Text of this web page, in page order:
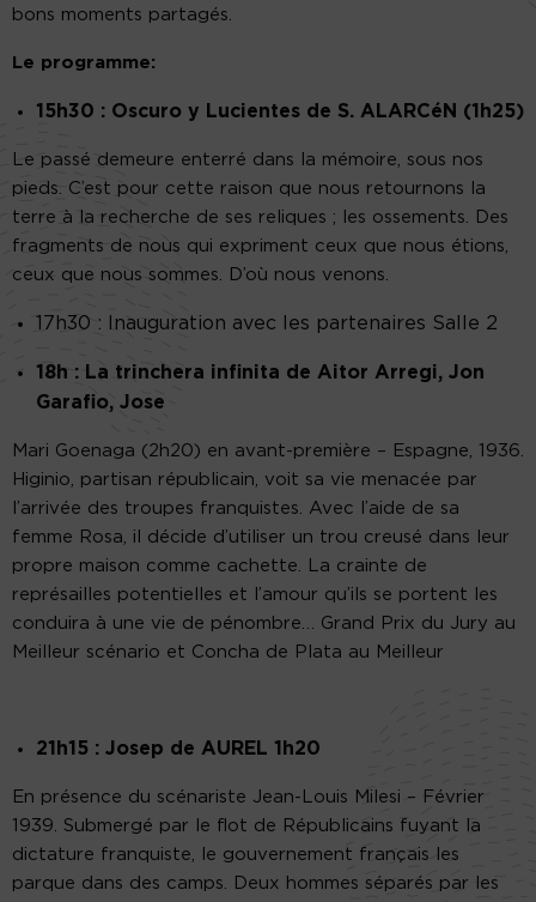
bons moments partagés.
Le programme:
15h30 : Oscuro y Lucientes de S. ALARCéN (1h25)
Le passé demeure enterré dans la mémoire, sous nos
pieds. C’est pour cette raison que nous retournons la
terre à la recherche de ses reliques ; les ossements. Des
fragments de nous qui expriment ceux que nous étions,
ceux que nous sommes. D’où nous venons.
17h30 : Inauguration avec les partenaires Salle 2
18h : La trinchera infinita de Aitor Arregi, Jon
Garafio, Jose
Mari Goenaga (2h20) en avant-première – Espagne, 1936.
Higinio, partisan républicain, voit sa vie menacée par
l’arrivée des troupes franquistes. Avec l’aide de sa
femme Rosa, il décide d’utiliser un trou creusé dans leur
propre maison comme cachette. La crainte de
représailles potentielles et l’amour qu’ils se portent les
conduira à une vie de pénombre… Grand Prix du Jury au
Meilleur scénario et Concha de Plata au Meilleur
21h15 : Josep de AUREL 1h20
En présence du scénariste Jean-Louis Milesi – Février
1939. Submergé par le flot de Républicains fuyant la
dictature franquiste, le gouvernement français les
parque dans des camps. Deux hommes séparés par les